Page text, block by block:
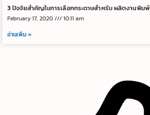
3 ปัจจัยสำคัญในการเลือกกระดาษสำหรับ ผลิตงานพิมพ์
February 17, 2020
10:11 am
อ่านเพิ่ม »